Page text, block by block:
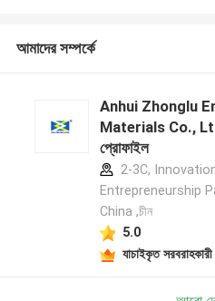
আমাদের সম্পর্কে
Anhui Zhonglu
Materials Co.,
প্রোফাইল
2-3C,
Entrepreneurship
China ,চীন
5.0
যাচাইকৃত সরবরাহকারী